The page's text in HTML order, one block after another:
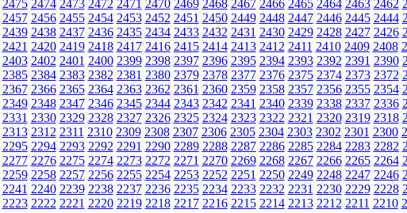
2475 2474 2473 2472 2471 2470 2469 2468 2467 2466 2465 2464 2463 2462
2457 2456 2455 2454 2453 2452 2451 2450 2449 2448 2447 2446 2445 2444
2439 2438 2437 2436 2435 2434 2433 2432 2431 2430 2429 2428 2427 2426
2421 2420 2419 2418 2417 2416 2415 2414 2413 2412 2411 2410 2409 2408
2403 2402 2401 2400 2399 2398 2397 2396 2395 2394 2393 2392 2391 2390
2385 2384 2383 2382 2381 2380 2379 2378 2377 2376 2375 2374 2373 2372
2367 2366 2365 2364 2363 2362 2361 2360 2359 2358 2357 2356 2355 2354
2349 2348 2347 2346 2345 2344 2343 2342 2341 2340 2339 2338 2337 2336
2331 2330 2329 2328 2327 2326 2325 2324 2323 2322 2321 2320 2319 2318
2313 2312 2311 2310 2309 2308 2307 2306 2305 2304 2303 2302 2301 2300
2295 2294 2293 2292 2291 2290 2289 2288 2287 2286 2285 2284 2283 2282
2277 2276 2275 2274 2273 2272 2271 2270 2269 2268 2267 2266 2265 2264
2259 2258 2257 2256 2255 2254 2253 2252 2251 2250 2249 2248 2247 2246
2241 2240 2239 2238 2237 2236 2235 2234 2233 2232 2231 2230 2229 2228
2223 2222 2221 2220 2219 2218 2217 2216 2215 2214 2213 2212 2211 2210